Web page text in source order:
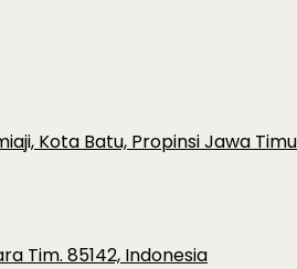
Kota Batu, Propinsi Jawa
Tim. 85142, Indonesia